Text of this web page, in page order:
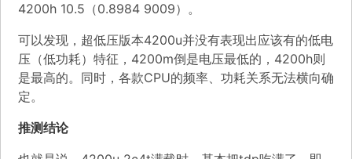
4200h 10.5（0.8984 9009）。
可以发现，超低压版本4200u并没有表现出应该有的低电
压（低功耗）特征，4200m倒是电压最低的，4200h则
是最高的。同时，各款CPU的频率、功耗关系无法横向确
定。
推测结论